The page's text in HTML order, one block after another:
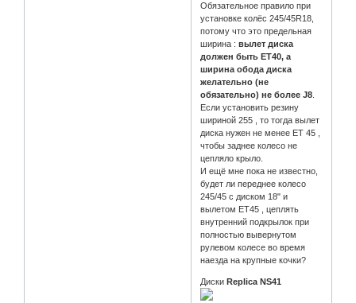
Обязательное правило при
установке колёс 245/45R18,
потому что это предельная
ширина :вылет диска
должен быть ЕТ40, а
ширина обода диска
желательно (не
обязательно) не более J8
Если установить резину
шириной 255 , то тогда вылет
диска нужен не менее ЕТ 45 ,
чтобы заднее колесо не
цепляло крыло.
И ещё мне пока не известно,
будет ли переднее колесо
245/45 с диском 18" и
вылетом ЕТ45 , цеплять
внутренний подкрылок при
полностью вывернутом
рулевом колесе во время
наезда на крупные кочки?
Диски Replica NS41